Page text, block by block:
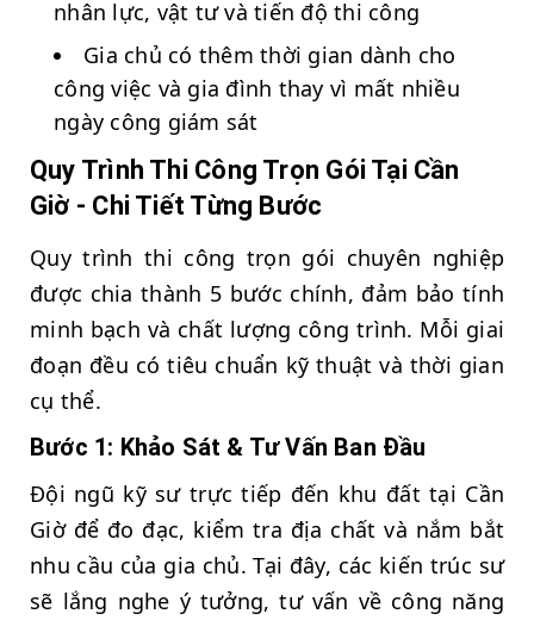
nhân lực, vật tư và tiến độ thi công
Gia chủ có thêm thời gian dành cho
công việc và gia đình thay vì mất nhiều
ngày công giám sát
Quy Trình Thi Công Trọn Gói Tại Cần
Giờ - Chi Tiết Từng Bước
Quy trình thi công trọn gói chuyên nghiệp
được chia thành 5 bước chính, đảm bảo tính
minh bạch và chất lượng công trình. Mỗi giai
đoạn đều có tiêu chuẩn kỹ thuật và thời gian
cụ thể.
Bước 1: Khảo Sát & Tư Vấn Ban Đầu
Đội ngũ kỹ sư trực tiếp đến khu đất tại Cần
Giờ để đo đạc, kiểm tra địa chất và nắm bắt
nhu cầu của gia chủ. Tại đây, các kiến trúc sư
sẽ lắng nghe ý tưởng, tư vấn về công năng